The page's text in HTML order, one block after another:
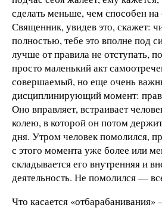
сделать меньше, чем способен
Священник, увидев это, скажет:
полностью, тебе это вполне под
лучше от правила не отступать,
просто маленький акт
совершаемый, но еще очень
дисциплинирующий момент:
Оно вправляет, встраивает
колею, в которой он потом
дня. Утром человек помолился,
с этого момента уже более или
складывается его внутренняя и
деятельность. Не помолился —
Что касается